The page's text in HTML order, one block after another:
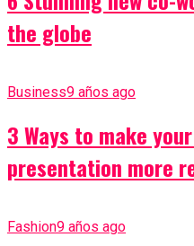
the globe
Business9 años ago
3 Ways to make
presentation more
Fashion9 años ago